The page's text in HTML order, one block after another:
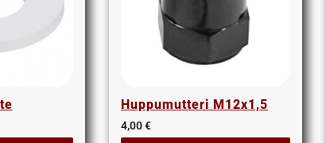
Huppumutteri M12x1,5
4,00€